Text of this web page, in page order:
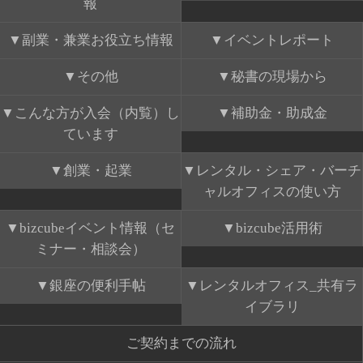
報
副業・兼業お役立ち情報 イベントレポート
その他 秘書の現場から
こんな方が入会（内覧）し
ています
補助金・助成金
創業・起業
レンタル・シェア・バーチ
ャルオフィスの使い方
bizcubeイベント情報（セ
ミナー・相談会）
bizcube活用術
銀座の便利手帖
レンタルオフィス_共有ラ
イブラリ
ご契約までの流れ